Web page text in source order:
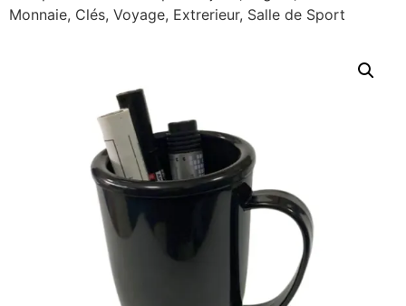
Monnaie, Clés, Voyage, Extrerieur, Salle de Sport